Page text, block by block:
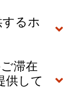
るホ
滞在
供して